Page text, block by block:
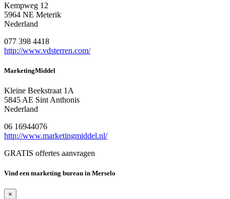
Kempweg 12
5964 NE Meterik
Nederland
077 398 4418
http://www.vdsterren.com/
MarketingMiddel
Kleine Beekstraat 1A
5845 AE Sint Anthonis
Nederland
06 16944076
http://www.marketingmiddel.nl/
GRATIS offertes aanvragen
Vind een marketing bureau in Merselo
×